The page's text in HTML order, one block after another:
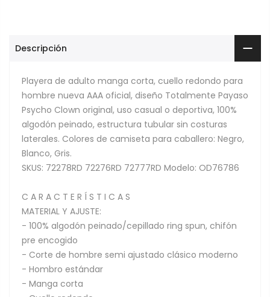
Descripción
Playera de adulto manga corta, cuello redondo para
hombre nueva AAA oficial, diseño Totalmente Payaso
Psycho Clown original, uso casual o deportiva, 100%
algodón peinado, estructura tubular sin costuras
laterales. Colores de camiseta para caballero: Negro,
Blanco, Gris.
SKUS: 72278RD 72276RD 72777RD Modelo: OD76786
C A R A C T E R Í S T I C A S
MATERIAL Y AJUSTE:
- 100% algodón peinado/cepillado ring spun, chifón
pre encogido
- Corte de hombre semi ajustado clásico moderno
- Hombro estándar
- Manga corta